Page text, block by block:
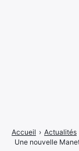
Accueil › Actualités
Une nouvelle